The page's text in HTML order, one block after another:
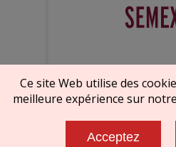
Ce site Web utilise des
meilleure expérience sur
Acceptez